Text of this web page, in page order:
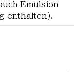
Emulsion
enthalten).